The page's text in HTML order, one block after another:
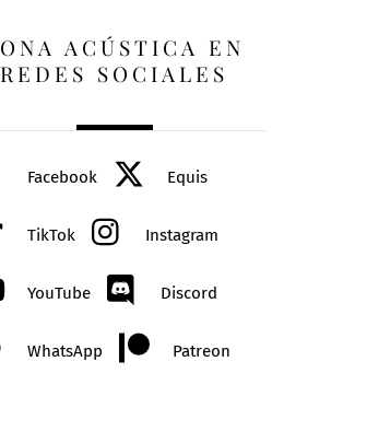
ACÚSTICA EN
REDES SOCIALES
Facebook Equis
TikTok Instagram
YouTube Discord
WhatsApp Patreon